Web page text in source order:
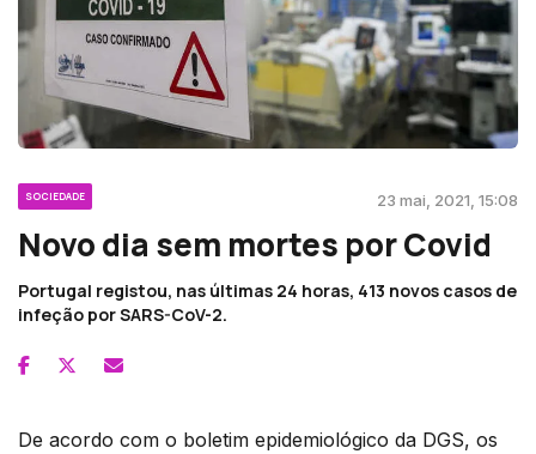
SOCIEDADE 23 mai, 2021, 15:08
Novo dia sem mortes por Covid
Portugal registou, nas últimas 24 horas, 413 novos casos de
infeção por SARS-CoV-2.
De acordo com o boletim epidemiológico da DGS, os